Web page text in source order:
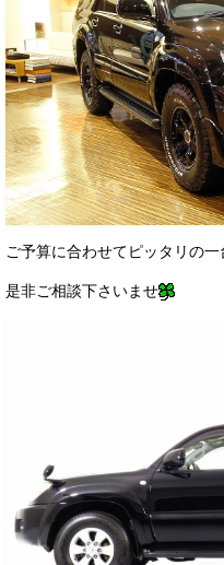
ご予算に合わせてピッタリの
是非ご相談下さいませ